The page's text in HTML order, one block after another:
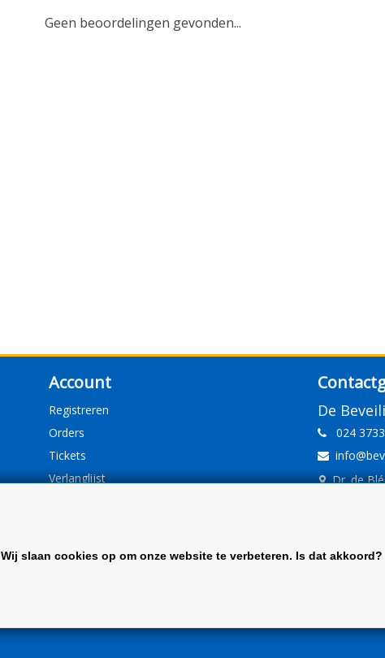
Geen beoordelingen gevonden...
Account
Registreren
Orders
Tickets
Verlanglijst
De
024
Dr. de
BTW: NL
Wij slaan cookies op om onze website te verbeteren. Is dat akkoord?